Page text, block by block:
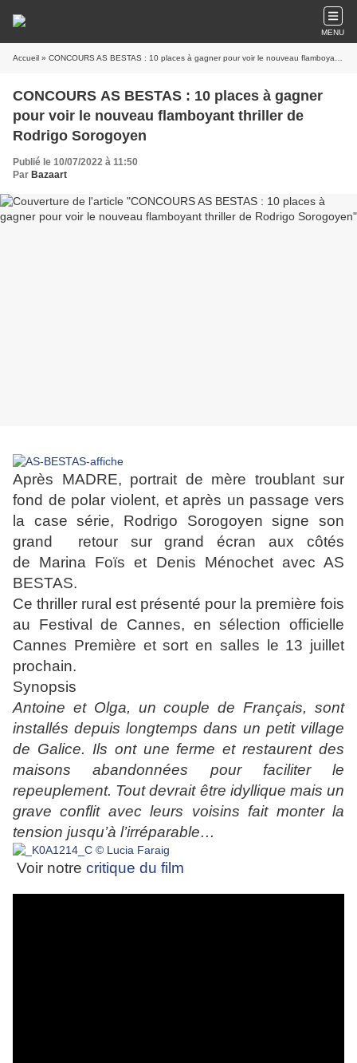
MENU
Accueil » CONCOURS AS BESTAS : 10 places à gagner pour voir le nouveau flamboyant thriller de Rodrigo Sorogoyen
CONCOURS AS BESTAS : 10 places à gagner
pour voir le nouveau flamboyant thriller de
Rodrigo Sorogoyen
Publié le 10/07/2022 à 11:50
Par Bazaart
Après MADRE, portrait de mère troublant sur
fond de polar violent, et après un passage vers
la case série, Rodrigo Sorogoyen signe son
grand retour sur grand écran aux côtés
de Marina Foïs et Denis Ménochet avec AS
BESTAS.
Ce thriller rural est présenté pour la première fois
au Festival de Cannes, ensélection officielle
Cannes Première et sort en salles le 13 juillet
prochain.
Synopsis
Antoine et Olga, un couple de Français, sont
installés depuis longtemps dans un petit village
de Galice. Ils ont une ferme et restaurent des
maisons abandonnées pour faciliter le
repeuplement. Tout devrait être idyllique mais un
grave conflit avec leurs voisins fait monter la
tension jusqu’à l’irréparable…
Voir notre critique du film